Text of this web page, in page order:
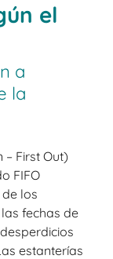
el
a
la
– First Out)
FIFO
los
fechas de
estanterías